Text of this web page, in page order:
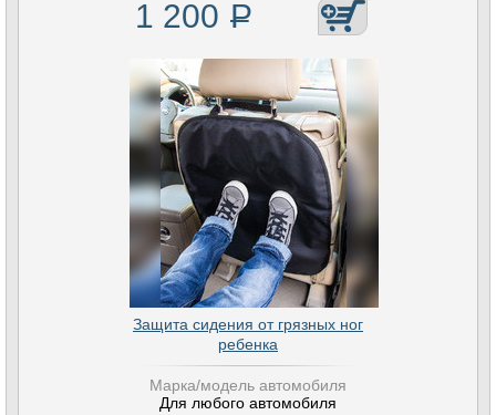
1 200 Р
Защита сидения от грязных ног
ребенка
Марка/модель автомобиля
Для любого автомобиля